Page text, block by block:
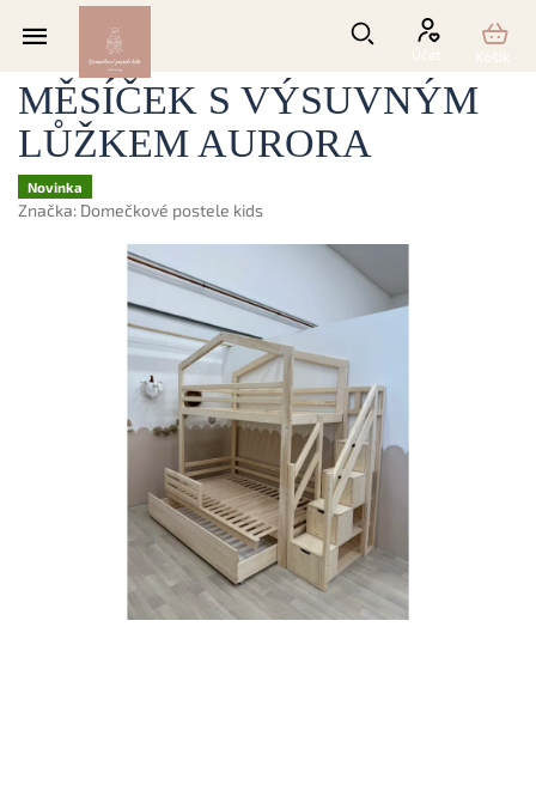
PATROVÁ POSTÝLKA
MĚSÍČEK S VÝSUVNÝM
LŮŽKEM AURORA
Novinka
Značka: Domečkové postele kids